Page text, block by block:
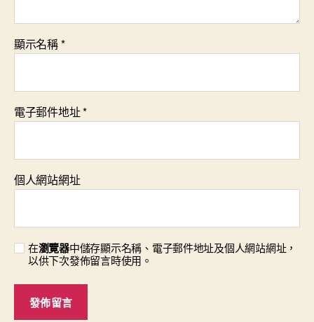
顯示名稱*
電子郵件地址*
個人網站網址
在瀏覽器中儲存顯示名稱、電子郵件地址及個人網站網址，
以供下次發佈留言時使用。